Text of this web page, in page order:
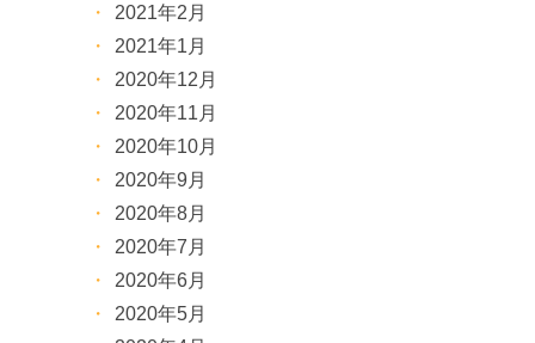
2021年2月
2021年1月
2020年12月
2020年11月
2020年10月
2020年9月
2020年8月
2020年7月
2020年6月
2020年5月